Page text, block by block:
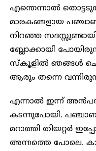
എന്തെന്നാൽ
മാരകങ്ങളായ
നിറഞ്ഞ
ബ്ലോക്കായി
സ്കൂളിൽ ഞങ്ങൾ
ആരും തന്നെ
എന്നാൽ ഇന്ന്
കടന്നുപോയി.
മറാത്തി തിയറ്റർ
അന്നത്തെ പോലെ.